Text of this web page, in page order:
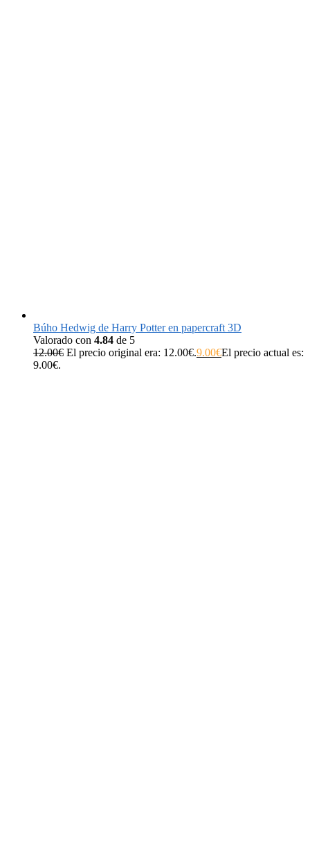
Búho Hedwig de Harry Potter en papercraft 3D
Valorado con 4.84 de 5
12.00€ El precio original era: 12.00€.9.00€El precio actual es:
9.00€.